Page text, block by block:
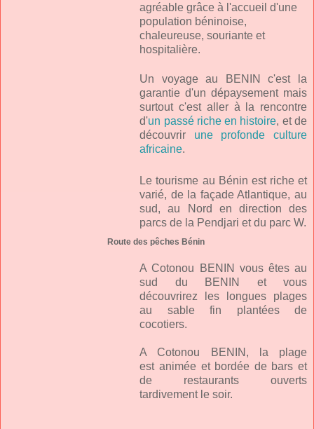
agréable grâce à l'accueil d'une
population béninoise,
chaleureuse, souriante et
hospitalière.
Un voyage au BENIN c'est la
garantie d'un dépaysement mais
surtout c'est aller à la rencontre
d'un passé riche en histoire, et de
découvrir une profonde culture
africaine.
Le tourisme au Bénin est riche et
varié, de la façade Atlantique, au
sud, au Nord en direction des
parcs de la Pendjari et du parc W.
Route des pêches Bénin
A Cotonou BENIN vous êtes au
sud du BENIN et vous
découvrirez les longues plages
au sable fin plantées de
cocotiers.
A Cotonou BENIN, la plage
est animée et bordée de bars et
de restaurants ouverts
tardivement le soir.